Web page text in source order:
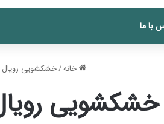
با ما
خانه/خشکشویی
خشکشویی